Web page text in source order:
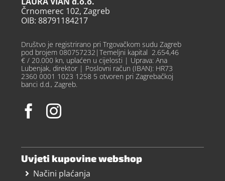
Črnomerec 102, Zagreb
OIB: 88791184217
Društvo je registrirano pri Trgovačkom sudu Zagreb
pod brojem 080757232|Temeljni kapital 2.654,46
€ / 20.000 kn, uplaćen u cijelosti | Uprava: Ana
Lubenjak, direktor | Poslovni račun (IBAN): HR73
2360 0001 1023 1258 5 otvoren pri Zagrebačkoj
banci d.d., Zagreb.
Uvjeti kupovine webshop
Načini plaćanja